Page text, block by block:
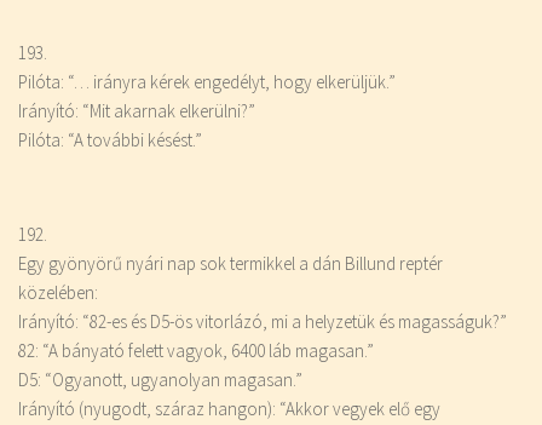
193.
Pilóta: “… irányra kérek engedélyt, hogy elkerüljük.”
Irányító: “Mit akarnak elkerülni?”
Pilóta: “A további késést.”
192.
Egy gyönyörű nyári nap sok termikkel a dán Billund reptér
közelében:
Irányító: “82-es és D5-ös vitorlázó, mi a helyzetük és magasságuk?”
82: “A bányató felett vagyok, 6400 láb magasan.”
D5: “Ogyanott, ugyanolyan magasan.”
Irányító (nyugodt, száraz hangon): “Akkor vegyek elő egy